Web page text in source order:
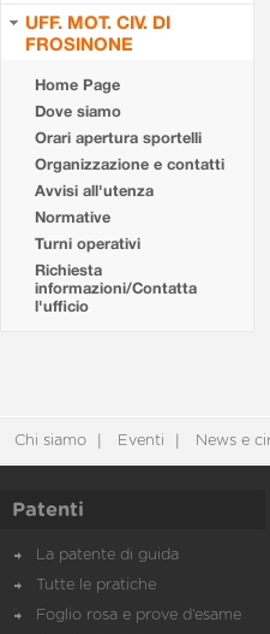
UFF. MOT. CIV. DI
FROSINONE
Home Page
Dove siamo
Orari apertura sportelli
Organizzazione e contatti
Avvisi all'utenza
Normative
Turni operativi
Richiesta
informazioni/Contatta
l'ufficio
Chi siamo Eventi News e
Patenti
La patente di guida
Tutte le pratiche
Foglio rosa e prove d’esame